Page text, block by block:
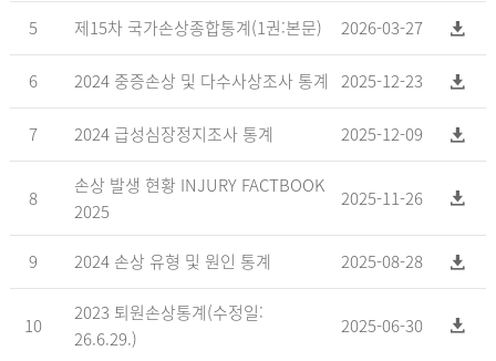
5 제15차 국가손상종합통계(1권:본문) 2026-03-27
6 2024 중증손상 및 다수사상조사 통계 2025-12-23
7 2024 급성심장정지조사 통계 2025-12-09
8
손상 발생 현황 INJURY FACTBOOK
2025
2025-11-26
9 2024 손상 유형 및 원인 통계 2025-08-28
10
2023 퇴원손상통계(수정일:
26.6.29.)
2025-06-30